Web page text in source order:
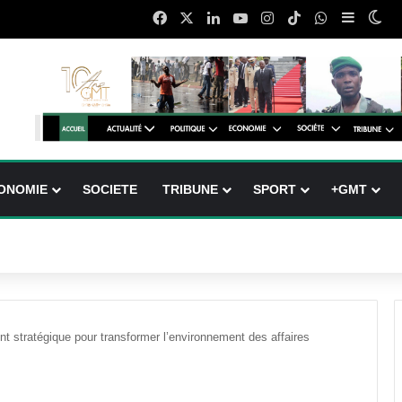
FacebookLinkedinYouTubeInstagram
TikTokWhatsApp
SOCIETE TRIBUNE SPORT +GMT
stratégique pour transformer l’environnement des affaires